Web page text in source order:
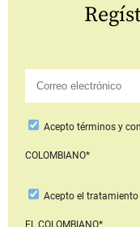
Aceptotérminos y
COLOMBIANO*
Acepto el tratamiento
EL COLOMBIANO*